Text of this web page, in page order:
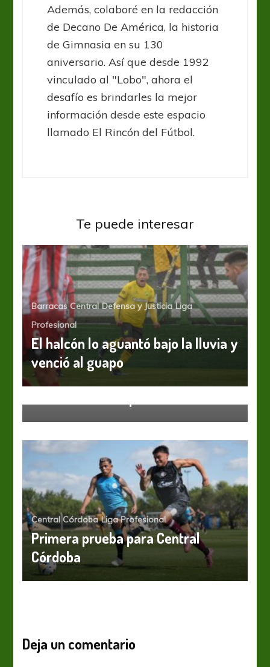
Además, colaboré en la redacción
de Decano De América, la historia
de Gimnasia en su 130
aniversario. Así que desde 1992
vinculado al "Lobo", ahora el
desafío es brindarles la mejor
información desde este espacio
llamado El Rincón del Fútbol.
Te puede interesar
Barracas Central Defensa y Justicia Liga
Profesional
El halcón lo aguantó bajo la lluvia y
venció al guapo
Central Córdoba Liga Profesional
Primera prueba para Central
Córdoba
Deja un comentario